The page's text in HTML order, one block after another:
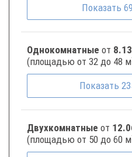
Показать 69
Однокомнатные от 8.13
(площадью от 32 до 48 м
Показать
Двухкомнатные от
(площадью от 50 до 60 м